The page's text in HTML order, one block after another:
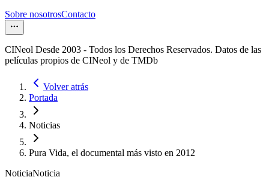
Sobre nosotrosContacto
CINeol Desde 2003 - Todos los Derechos Reservados. Datos de las
películas propios de CINeol y de TMDb
Volver atrás
Portada
Noticias
Pura Vida, el documental más visto en 2012
NoticiaNoticia